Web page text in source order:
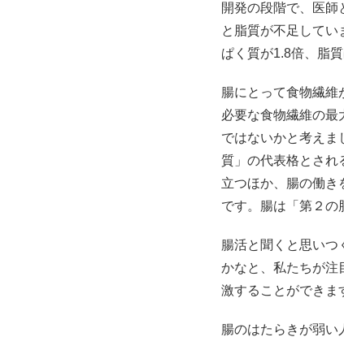
開発の段階で、医
と脂質が不足して
ぱく質が1.8倍、脂
腸にとって食物繊維
必要な食物繊維の最
ではないかと考えま
質」の代表格とされ
立つほか、腸の働き
です。腸は「第２の
腸活と聞くと思いつ
かなと、私たちが注
激することができま
腸のはたらきが弱い